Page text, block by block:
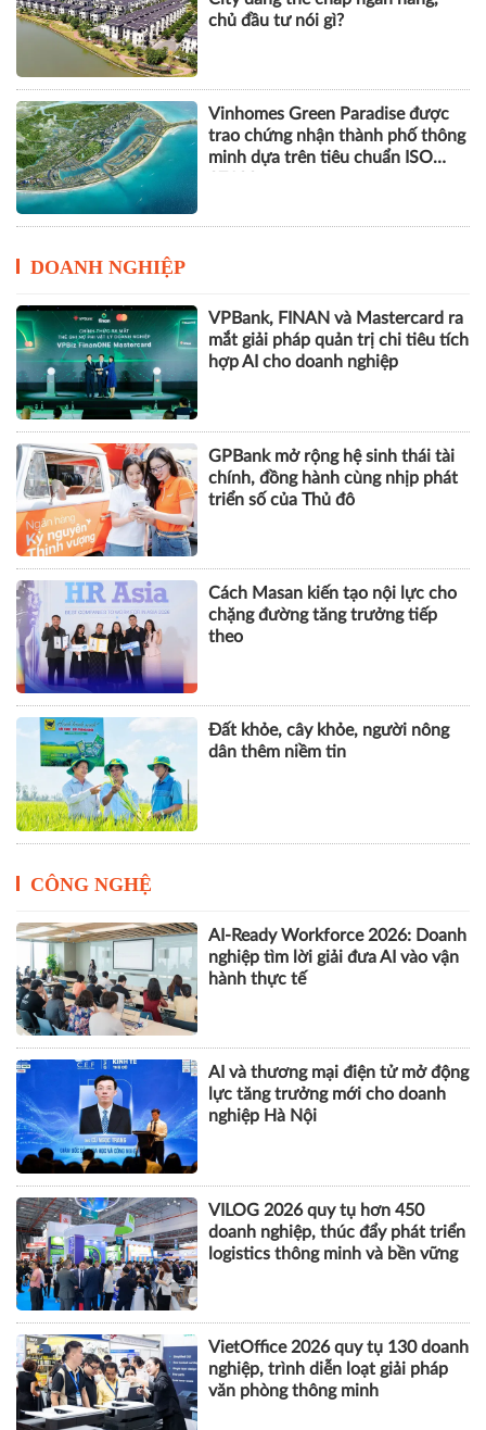
chủ đầu tư nói gì?
Vinhomes Green Paradise được
trao chứng nhận thành phố thông
minh dựa trên tiêu chuẩn ISO
DOANH NGHIỆP
VPBank, FINAN và Mastercard ra
mắt giải pháp quản trị chi tiêu tích
hợp AI cho doanh nghiệp
GPBank mở rộng hệ sinh thái tài
chính, đồng hành cùng nhịp phát
triển số của Thủ đô
Cách Masan kiến tạo nội lực cho
chặng đường tăng trưởng tiếp
theo
Đất khỏe, cây khỏe, người nông
dân thêm niềm tin
CÔNG NGHỆ
AI-Ready Workforce 2026: Doanh
nghiệp tìm lời giải đưa AI vào vận
hành thực tế
AI và thương mại điện tử mở động
lực tăng trưởng mới cho doanh
nghiệp Hà Nội
VILOG 2026 quy tụ hơn 450
doanh nghiệp, thúc đẩy phát triển
logistics thông minh và bền vững
VietOffice 2026 quy tụ 130 doanh
nghiệp, trình diễn loạt giải pháp
văn phòng thông minh